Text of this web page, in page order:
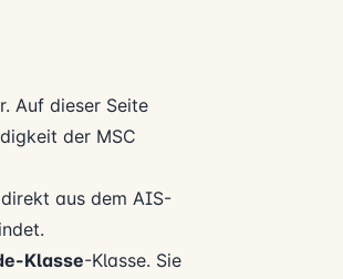
Auf dieser Seite
der MSC
aus dem AIS-
Klasse-Klasse. Sie